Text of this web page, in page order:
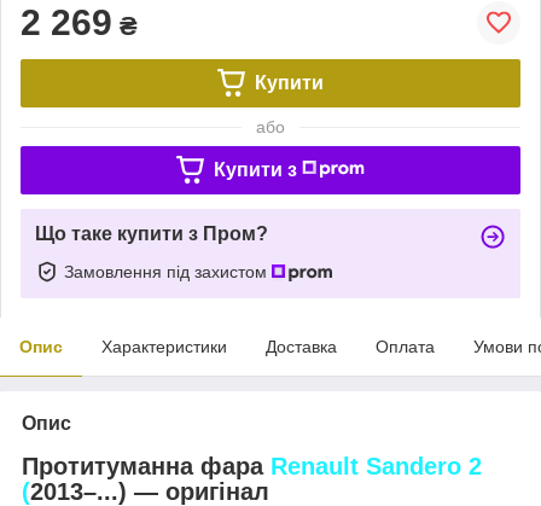
2 269 ₴
Купити
або
Купити з
Що таке купити з Пром?
Замовлення під захистом
Опис Характеристики Доставка Оплата Умови
Опис
Протитуманна фараRenault Sandero 2
(2013–...) — оригінал